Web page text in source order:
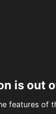
is out
features of